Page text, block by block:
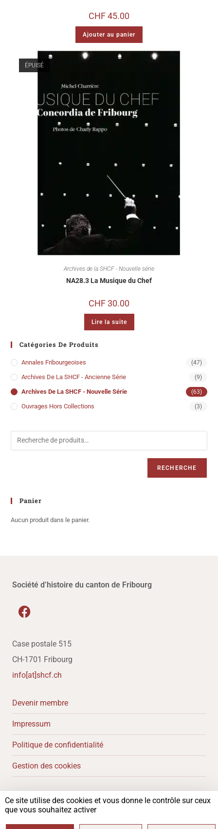
CHF45.00
Ajouter au panier
ÉPUISÉ
Archives de la SHCF - Nouvelle série
NA28.3 La Musique du Chef
CHF30.00
Lire la suite
Catégories De Produits
Annales Fribourgeoises (47)
Archives De La SHCF - Ancienne Série (9)
Archives De La SHCF - Nouvelle Série (63)
Ouvrages Hors Collections (3)
RECHERCHE
Panier
Aucun produit dans le panier.
Société d’histoire du canton de Fribourg
Case postale 515
CH-1701 Fribourg
info[at]shcf.ch
Devenir membre
Impressum
Politique de confidentialité
Gestion des cookies
Copyright 2024 – Société d’histoire du canton de Fribourg
Ce site utilise des cookies et vous donne le contrôle sur ceux
que vous souhaitez activer